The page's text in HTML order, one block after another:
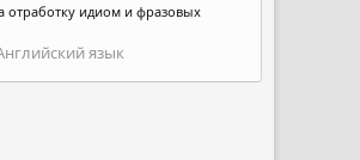
отработку идиом и фразовых
язык